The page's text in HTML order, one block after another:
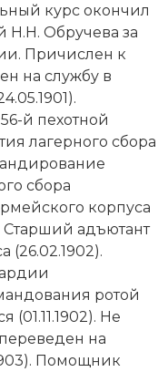
курс окончил
Обручева за
Причислен к
на службу в
й пехотной
лагерного сбора
сбора
корпуса
Старший адъютант
(26.02.1902).
ротой
(01.11.1902). Не
на
Помощник